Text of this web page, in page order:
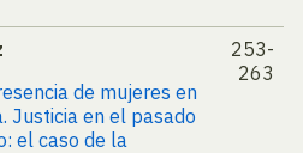
de mujeres en
Justicia en el pasado
el caso de la
253-
263